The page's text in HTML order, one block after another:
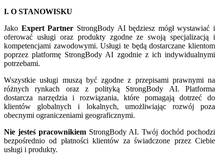
I. O STANOWISKU
Jako Expert Partner StrongBody AI będziesz mógł wystawiać i
oferować usługi oraz produkty zgodne ze swoją specjalizacją i
kompetencjami zawodowymi. Usługi te będą dostarczane klientom
poprzez platformę StrongBody AI zgodnie z ich indywidualnymi
potrzebami.
Wszystkie usługi muszą być zgodne z przepisami prawnymi na
różnych rynkach oraz z polityką StrongBody AI. Platforma
dostarcza narzędzia i rozwiązania, które pomagają dotrzeć do
klientów globalnych i lokalnych, umożliwiając rozwój poza
obecnymi ograniczeniami geograficznymi.
Nie jesteś pracownikiemStrongBody AI. Twój dochód pochodzi
bezpośrednio od płatności klientów za świadczone przez Ciebie
usługi i produkty.